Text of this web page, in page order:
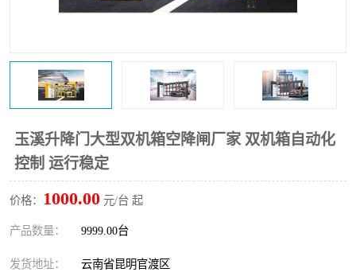
玉溪升降门大型双机箱空降闸厂家 双机箱自动化
控制 运行稳定
价格： 1000.00 元/台 起
产品数量： 9999.00台
发货地址： 云南省昆明官渡区